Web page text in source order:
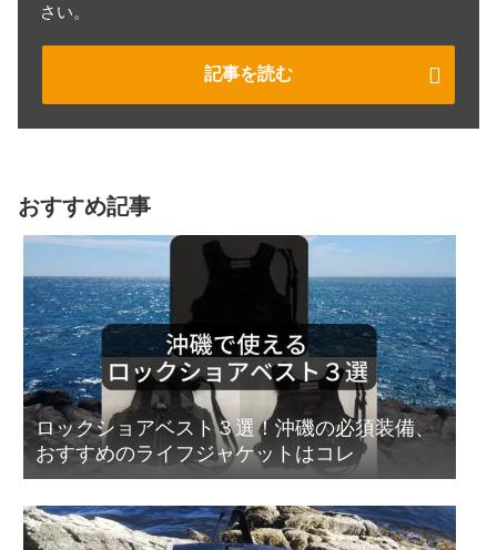
さい。
記事を読む
おすすめ記事
ロックショアベスト３選！沖磯の必須装備、
おすすめのライフジャケットはコレ